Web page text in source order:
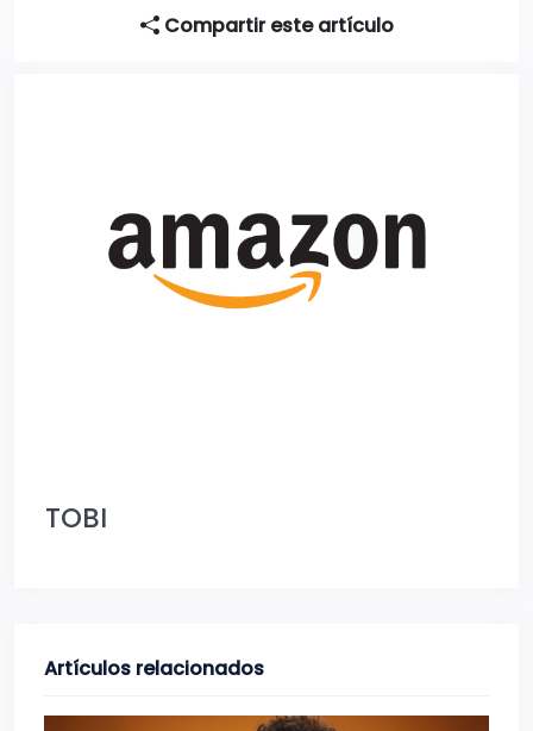
Compartir este artículo
TOBI
Artículos relacionados